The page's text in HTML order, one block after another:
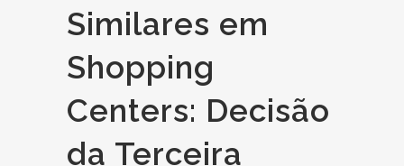
Similares em
Shopping
Centers: Decisão
da Terceira